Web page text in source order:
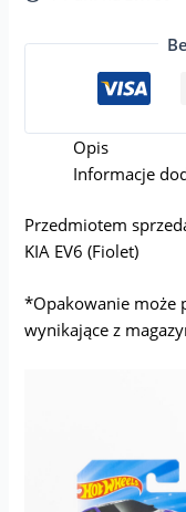
Opis
Informacje
Przedmiotem
KIA EV6 (Fiolet)
*Opakowanie może
wynikające z